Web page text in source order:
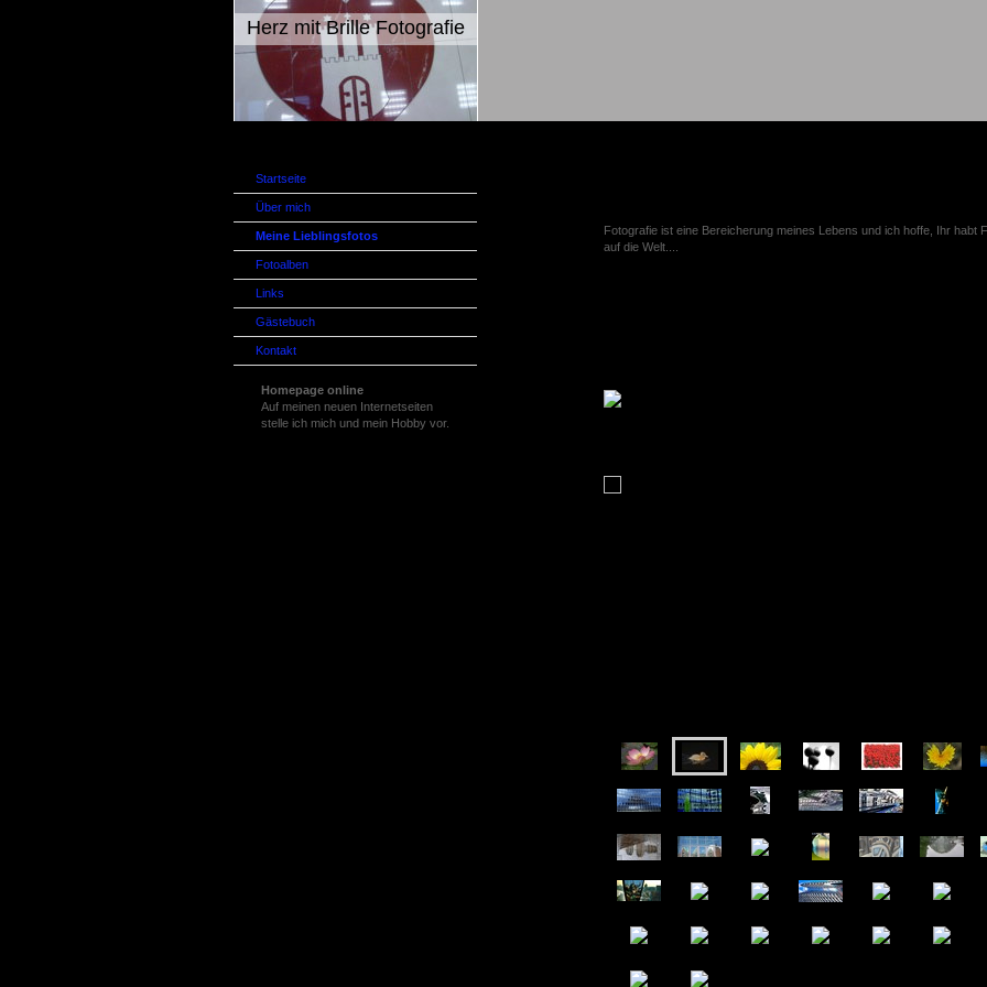
Herz mit Brille Fotografie
Fotografie ist eine Bereicherung meines Lebens und ich hoffe, Ihr habt
auf die Welt....
Startseite
Über mich
Meine Lieblingsfotos
Fotoalben
Links
Gästebuch
Kontakt
Homepage online
Auf meinen neuen Internetseiten
stelle ich mich und mein Hobby vor.